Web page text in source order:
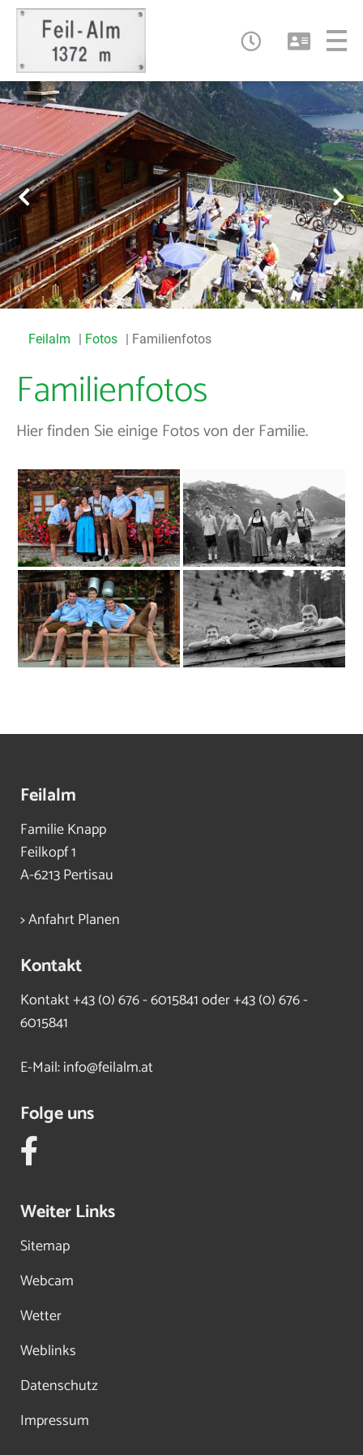
Feilalm Fotos Familienfotos
Familienfotos
Hier finden Sie einige Fotos von der Familie.
Feilalm
Familie Knapp
Feilkopf 1
A-6213 Pertisau
> Anfahrt Planen
Kontakt
Kontakt+43 (0) 676 - 6015841 oder +43 (0) 676 -
6015841
E-Mail:info@feilalm.at
Folge uns
Weiter Links
Sitemap
Webcam
Wetter
Weblinks
Datenschutz
Impressum